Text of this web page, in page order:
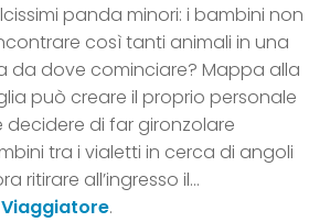
panda minori: i bambini non
così tanti animali in una
da dove cominciare? Mappa alla
può creare il proprio personale
decidere di far gironzolare
tra i vialetti in cerca di angoli
ritirare all’ingresso il…
.